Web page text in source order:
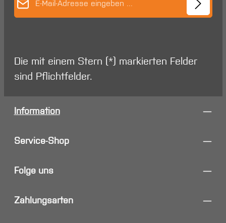
Die mit einem Stern (*) markierten Felder
sind Pflichtfelder.
Information
Service-Shop
Folge uns
Zahlungsarten